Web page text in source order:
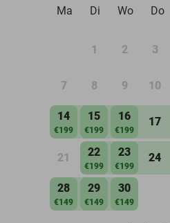
Ma
Di Wo Do
1 2 3
7 8 9 10
14
€199
15
€199
16
€199
17
21 22
€199
23
€199
24
28
€149
29
€149
30
€149